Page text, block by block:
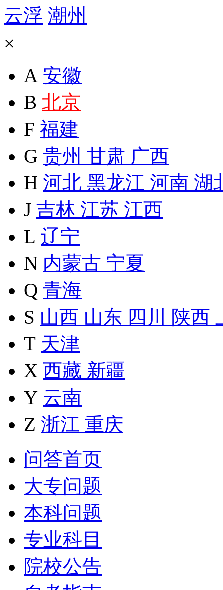
云浮 潮州
×
A 安徽
B 北京
F 福建
G 贵州 甘肃 广西
H 河北 黑龙江 河南 湖
J 吉林 江苏 江西
L 辽宁
N 内蒙古 宁夏
Q 青海
S 山西 山东 四川 陕西
T 天津
X 西藏 新疆
Y 云南
Z 浙江 重庆
问答首页
大专问题
本科问题
专业科目
院校公告